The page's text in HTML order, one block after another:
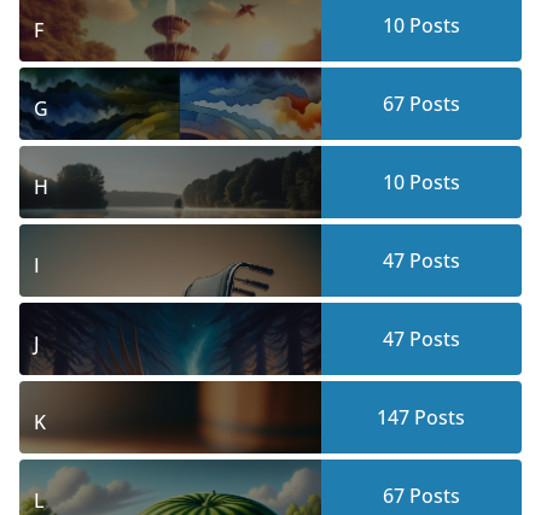
F 10Posts
G 67Posts
H 10Posts
I 47Posts
J 47Posts
K 147 Posts
L 67Posts